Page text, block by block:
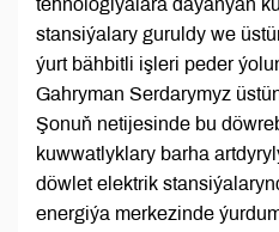
tehnologiýalara daýanýan
stansiýalary guruldy we
ýurt bähbitli işleri peder
Gahryman Serdarymyz
Şonuň netijesinde bu
kuwwatlyklary barha
döwlet elektrik
energiýa merkezinde